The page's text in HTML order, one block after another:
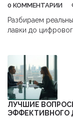
0 КОММЕНТАРИИ
Разбираем
лавки до
ЛУЧШИЕ
ЭФФЕКТИВНОГО